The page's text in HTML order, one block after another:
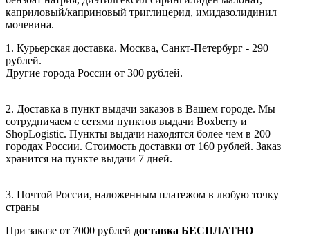
каприловый/каприновый триглицерид, имидазолидинил
мочевина.
1. Курьерская доставка. Москва, Санкт-Петербург - 290
рублей.
Другие города России от 300 рублей.
2. Доставка в пункт выдачи заказов в Вашем городе. Мы
сотрудничаем с сетями пунктов выдачи Boxberry и
ShopLogistic. Пункты выдачи находятся более чем в 200
городах России. Стоимость доставки от 160 рублей. Заказ
хранится на пункте выдачи 7 дней.
3. Почтой России, наложенным платежом в любую точку
страны
При заказе от 7000 рублей доставка БЕСПЛАТНО